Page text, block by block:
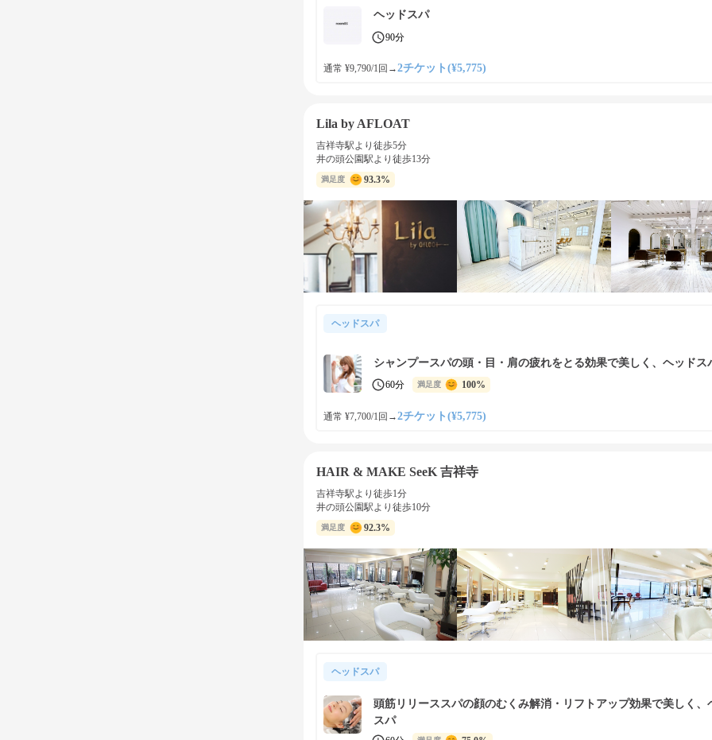
ヘッドスパ
90分
通常 ¥9,790/1回 →2チケット(¥5,775)
Lila by AFLOAT
吉祥寺駅より徒歩5分
井の頭公園駅より徒歩13分
満足度 93.3%
ヘッドスパ
シャンプースパの頭・目・肩の疲れをとる効果で美しく、ヘッドス
60分 満足度 100%
通常 ¥7,700/1回 →2チケット(¥5,775)
HAIR & MAKE SeeK 吉祥寺
吉祥寺駅より徒歩1分
井の頭公園駅より徒歩10分
満足度 92.3%
ヘッドスパ
頭筋リリーススパの顔のむくみ解消・リフトアップ効果で美しく、
スパ